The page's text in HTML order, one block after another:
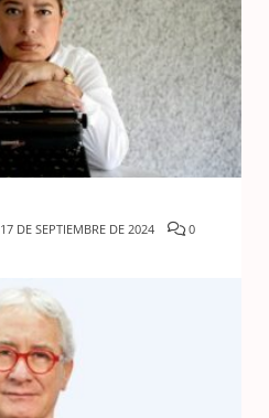
17 DE SEPTIEMBRE DE 2024 0